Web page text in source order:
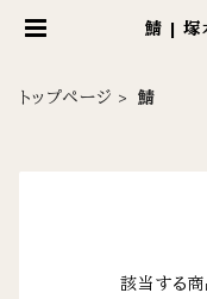
鯖 | 塚
トップページ 鯖
該当する商